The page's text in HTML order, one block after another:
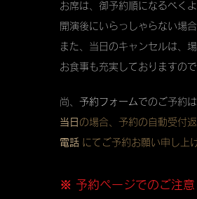
お席は、御予約順になるべく
開演後にいらっしゃらない場
また、当日のキャンセルは、
お食事も充実しておりますの
尚、 予約フォームでのご予約
当日 の場合、予約の自動受付
電話 にてご予約お願い申し上
※ 予約ページでのご注意